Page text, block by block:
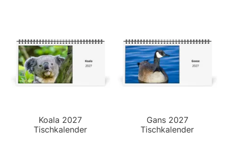
Koala 2027
Tischkalender
Gans 2027
Tischkalender